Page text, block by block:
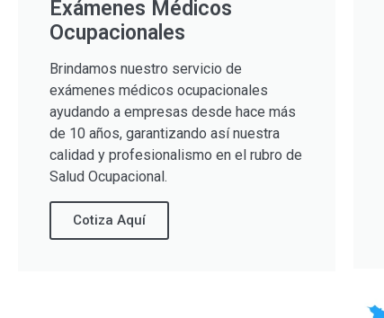
Exámenes Médicos
Ocupacionales
Brindamos nuestro servicio de
exámenes médicos ocupacionales
ayudando a empresas desde hace más
de 10 años, garantizando así nuestra
calidad y profesionalismo en el rubro de
Salud Ocupacional.
Cotiza Aquí